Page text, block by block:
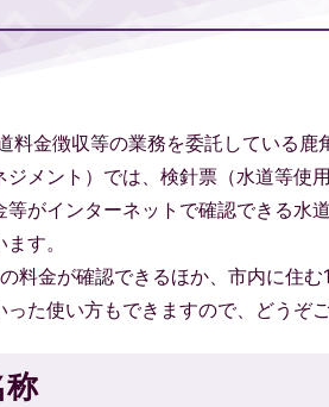
料金徴収等の業務を委託している
ジメント）では、検針票（水道等使
等がインターネットで確認できる水
す。
料金が確認できるほか、市内に住
た使い方もできますので、どうぞご